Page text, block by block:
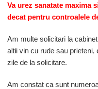
Va urez sanatate maxima
decat pentru controalele
Am multe solicitari la
altii vin cu rude sau
zile de la solicitare.
Am constat ca sunt